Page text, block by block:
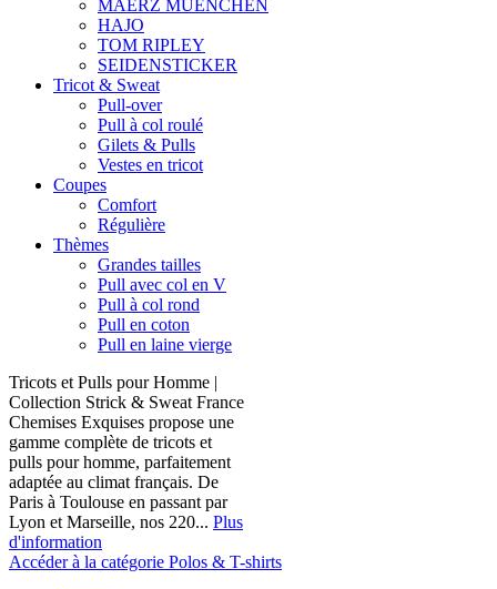
MAERZ MUENCHEN
HAJO
TOM RIPLEY
SEIDENSTICKER
Tricot & Sweat
Pull-over
Pull à col roulé
Gilets & Pulls
Vestes en tricot
Coupes
Comfort
Régulière
Thèmes
Grandes tailles
Pull avec col en V
Pull à col rond
Pull en coton
Pull en laine vierge
Tricots et Pulls pour Homme |
Collection Strick & Sweat France
Chemises Exquises propose une
gamme complète de tricots et
pulls pour homme, parfaitement
adaptée au climat français. De
Paris à Toulouse en passant par
Lyon et Marseille, nos 220... Plus
d'information
Accéder à la catégorie Polos & T-shirts